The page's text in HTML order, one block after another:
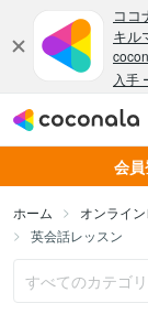
会
ホーム オンライ
英会話レッスン